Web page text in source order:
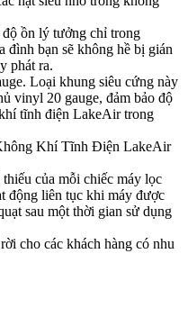
độ ồn lý tưởng chỉ trong
đình bạn sẽ không hề bị gián
phát ra.
Loại khung siêu cứng này
vinyl 20 gauge, đảm bảo độ
tĩnh điện LakeAir trong
Khí Tĩnh Điện LakeAir
của mỗi chiếc máy lọc
động liên tục khi máy được
sau một thời gian sử dụng
cho các khách hàng có nhu